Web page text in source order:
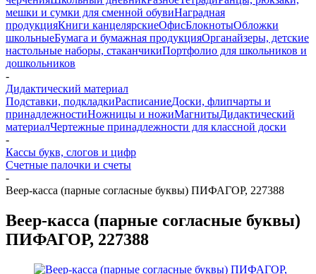
мешки и сумки для сменной обувиНаградная
продукцияКниги канцелярскиеОфисБлокнотыОбложки
школьныеБумага и бумажная продукцияОрганайзеры, детские
настольные наборы, стаканчикиПортфолио для школьников и
дошкольников
-
Дидактический материал
Подставки, подкладкиРасписаниеДоски, флипчарты и
принадлежностиНожницы и ножиМагнитыДидактический
материалЧертежные принадлежности для классной доски
-
Кассы букв, слогов и цифр
Счетные палочки и счеты
-
Веер-касса (парные согласные буквы) ПИФАГОР, 227388
Веер-касса (парные согласные буквы)
ПИФАГОР, 227388